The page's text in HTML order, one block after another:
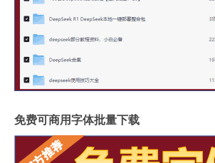
免费可商用字体批量下载